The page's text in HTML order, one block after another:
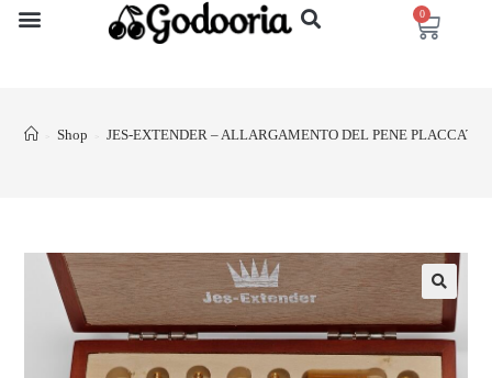
0
> Shop > JES-EXTENDER – ALLARGAMENTO DEL PENE PLACCATO